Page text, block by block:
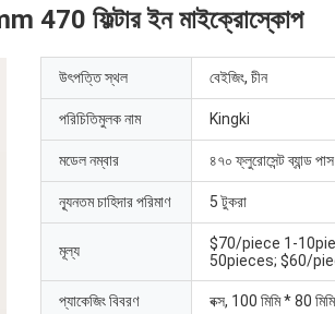
470 ফিল্টার ইন মাইক্রোস্কোপ
উৎপত্তি স্থল বেইজিং, চীন
পরিচিতিমুলক নাম Kingki
মডেল নম্বার ৪৭০ ফ্লুরোসেন্ট ব্যান্ড পাস
ন্যূনতম চাহিদার পরিমাণ 5 টুকরা
মূল্য
$70/piece 1-
50pieces; $60/
প্যাকেজিং বিবরণ বক্স, 100 মিমি * 80